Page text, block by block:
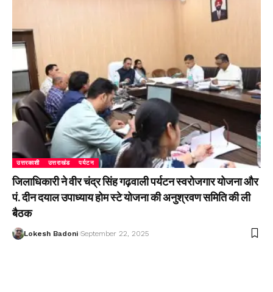
उत्तरकाशी उत्तराखंड पर्यटन
जिलाधिकारी ने वीर चंद्र सिंह गढ़वाली पर्यटन स्वरोजगार योजना और
पं. दीन दयाल उपाध्याय होम स्टे योजना की अनुश्रवण समिति की ली
बैठक
Lokesh Badoni September 22, 2025